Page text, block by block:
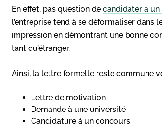
En effet, pas question de candidater à un
l’entreprise tend à se déformaliser dans
impression en démontrant une bonne
tant qu’étranger.
Ainsi, la lettre formelle reste commune
Lettre de motivation
Demande à une université
Candidature à un concours